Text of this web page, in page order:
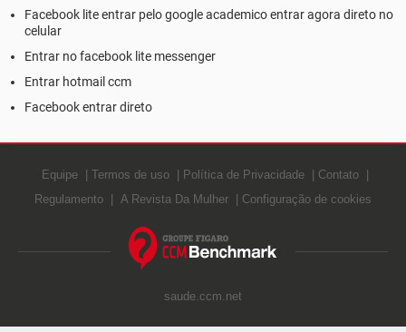
Facebook lite entrar pelo google academico entrar agora direto no
celular
Entrar no facebook lite messenger
Entrar hotmail ccm
Facebook entrar direto
Equipe Termos de uso Política de Privacidade
Contato
Regulamento
A Revista Da Mulher Configuração de cookies
saude.ccm.net